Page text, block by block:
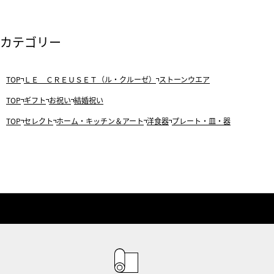
カテゴリー
TOP ＬＥ ＣＲＥＵＳＥＴ（ル・クルーゼ）
ストーンウエア
TOP ギフト お祝い 結婚祝い
TOP セレクト ホーム・キッチン＆アート 洋食器 プレート・皿・器